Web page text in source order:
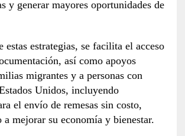
y generar mayores oportunidades de
estas estrategias, se facilita el acceso
así como apoyos
migrantes y a personas con
Unidos, incluyendo
el envío de remesas sin costo,
a mejorar su economía y bienestar.